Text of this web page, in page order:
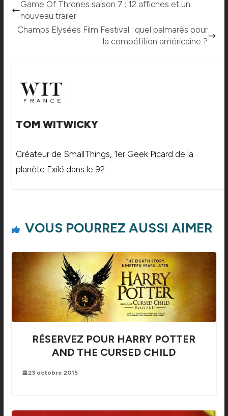
Game Of Thrones saison 7 : 12 affiches et un
nouveau trailer
Champs Elysées Film Festival : quel palmarès pour
la compétition américaine ?
TOM WITWICKY
Créateur de SmallThings, 1er Geek Picard de la
planète Exilé dans le 92
VOUS POURREZ AUSSI AIMER
RÉSERVEZ POUR HARRY POTTER
AND THE CURSED CHILD
23 octobre 2015